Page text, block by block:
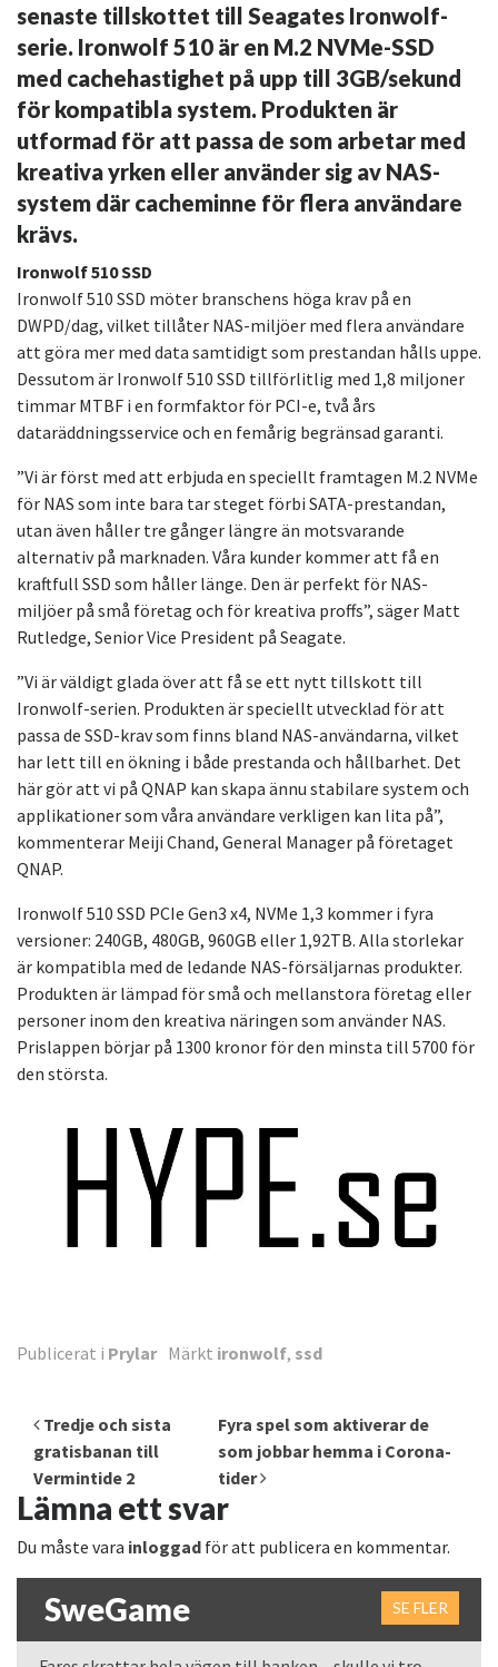
senaste tillskottet till Seagates Ironwolf-
serie. Ironwolf 510 är en M.2 NVMe-SSD
med cachehastighet på upp till 3GB/sekund
för kompatibla system. Produkten är
utformad för att passa de som arbetar med
kreativa yrken eller använder sig av NAS-
system där cacheminne för flera användare
krävs.
Ironwolf 510 SSD
Ironwolf 510 SSD möter branschens höga krav på en
DWPD/dag, vilket tillåter NAS-miljöer med flera användare
att göra mer med data samtidigt som prestandan hålls uppe.
Dessutom är Ironwolf 510 SSD tillförlitlig med 1,8 miljoner
timmar MTBF i en formfaktor för PCI-e, två års
dataräddningsservice och en femårig begränsad garanti.
”Vi är först med att erbjuda en speciellt framtagen M.2 NVMe
för NAS som inte bara tar steget förbi SATA-prestandan,
utan även håller tre gånger längre än motsvarande
alternativ på marknaden. Våra kunder kommer att få en
kraftfull SSD som håller länge. Den är perfekt för NAS-
miljöer på små företag och för kreativa proffs”, säger Matt
Rutledge, Senior Vice President på Seagate.
”Vi är väldigt glada över att få se ett nytt tillskott till
Ironwolf-serien. Produkten är speciellt utvecklad för att
passa de SSD-krav som finns bland NAS-användarna, vilket
har lett till en ökning i både prestanda och hållbarhet. Det
här gör att vi på QNAP kan skapa ännu stabilare system och
applikationer som våra användare verkligen kan lita på”,
kommenterar Meiji Chand, General Manager på företaget
QNAP.
Ironwolf 510 SSD PCIe Gen3 x4, NVMe 1,3 kommer i fyra
versioner: 240GB, 480GB, 960GB eller 1,92TB. Alla storlekar
är kompatibla med de ledande NAS-försäljarnas produkter.
Produkten är lämpad för små och mellanstora företag eller
personer inom den kreativa näringen som använder NAS.
Prislappen börjar på 1300 kronor för den minsta till 5700 för
den största.
Publicerat i Prylar Märkt ironwolf, ssd
Inläggsnavigering
Tredje och sista
gratisbanan till
Vermintide 2
Fyra spel som aktiverar de
som jobbar hemma i Corona-
tider
Lämna ett svar
Du måste vara inloggad för att publicera en kommentar.
SweGame SE FLER